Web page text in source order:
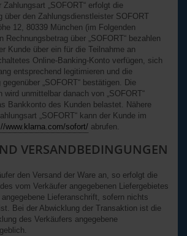
Zahlungsart „SOFORT“ erfolgt die
über den Zahlungsdienstleister SOFORT
12, 80339 München (im Folgenden
Rechnungsbetrag über „SOFORT“ bezahlen
Kunde über ein für die Teilnahme an
Online-Banking-Konto verfügen, sich
entsprechend legitimieren und die
„SOFORT“ bestätigen. Die
wird unmittelbar danach von „SOFORT“
Bankkonto des Kunden belastet. Nähere
„SOFORT“ kann der Kunde im
www.klarna.com/sofort/ abrufen.
VERSANDBEDINGUNGEN
den Versand der Ware an, so erfolgt die
vom Verkäufer angegebenen Liefergebietes
Lieferanschrift, sofern nichts
Bei der Abwicklung der Transaktion ist die
des Verkäufers angegebene